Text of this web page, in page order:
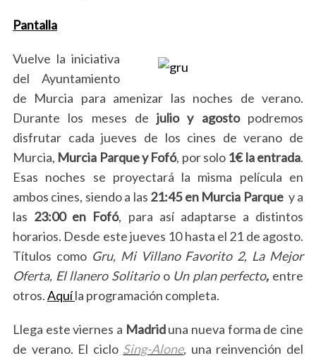
Pantalla
Vuelve la iniciativa
del Ayuntamiento
de Murcia para amenizar las noches de verano.
Durante los meses dejulio y agosto podremos
disfrutar cada jueves de los cines de verano de
Murcia, Murcia Parque y Fofó, por solo 1€ la entrada.
Esas noches se proyectará la misma película en
ambos cines, siendo a las 21:45 en Murcia Parquey a
las 23:00 en Fofó, para así adaptarse a distintos
horarios. Desde este jueves 10 hasta el 21 de agosto.
Títulos como Gru, Mi Villano Favorito 2, La Mejor
Oferta, El llanero Solitario oUn plan perfecto, entre
otros.Aquíla programación completa.
Llega este viernes a Madriduna nueva forma de cine
de verano. El ciclo Sing-Alone, una reinvención del